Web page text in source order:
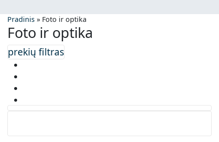
Pradinis » Foto ir optika
Foto ir optika